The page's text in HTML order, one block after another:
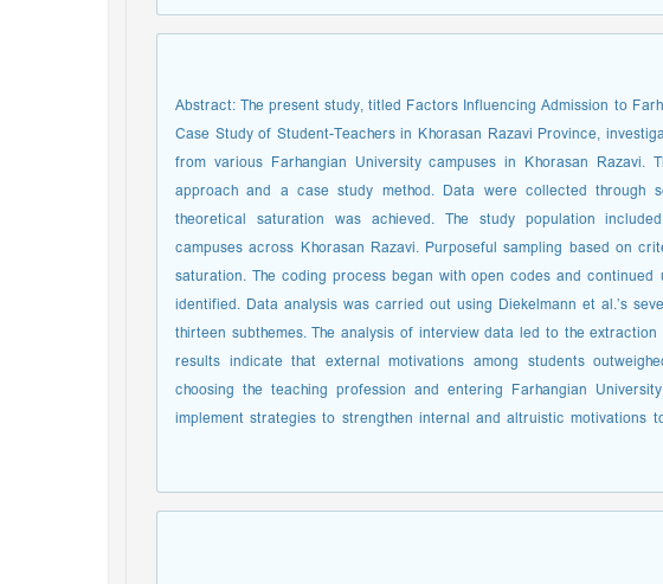
Abstract: The present study, titled Factors Influencing Admission to
Case Study of Student-Teachers in Khorasan Razavi Province,
from various Farhangian University campuses in Khorasan
approach and a case study method. Data were collected through
theoretical saturation was achieved. The study population
campuses across Khorasan Razavi. Purposeful sampling based on
saturation. The coding process began with open codes and
identified. Data analysis was carried out using Diekelmann et al.’s
thirteen subthemes. The analysis of interview data led to the
results indicate that external motivations among students
choosing the teaching profession and entering Farhangian
implement strategies to strengthen internal and altruistic motivations